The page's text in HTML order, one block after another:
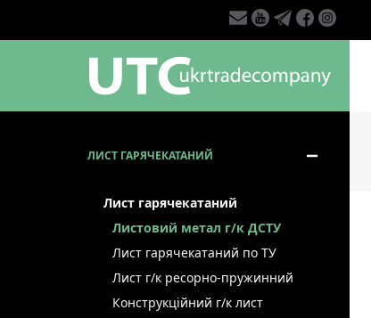
ЛИСТ ГАРЯЧЕКАТАНИЙ
Лист гарячекатаний
Листовий метал г/к ДСТУ
Лист гарячекатаний по ТУ
Лист г/к ресорно-пружинний
Конструкційний г/к лист